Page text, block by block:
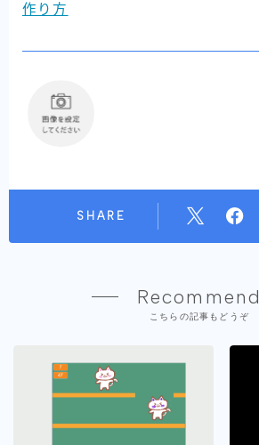
作り方
SHARE
Recommend
こちらの記事もどうぞ